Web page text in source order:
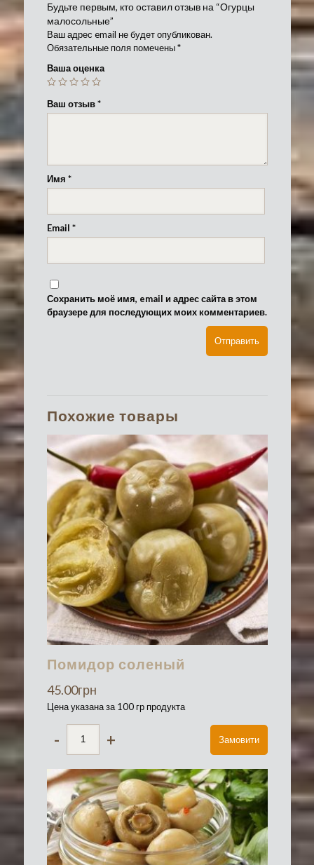
Будьте первым, кто оставил отзыв на “Огурцы
малосольные”
Ваш адрес email не будет опубликован.
Обязательные поля помечены*
Ваша оценка
Ваш отзыв*
Имя *
Email *
Сохранить моё имя, email и адрес сайта в этом
браузере для последующих моих комментариев.
Похожие товары
Помидор соленый
45.00грн
Цена указана за 100 гр продукта
- + Замовити